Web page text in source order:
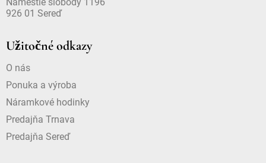
926 01 Sereď
Užitočné odkazy
O nás
Ponuka a výroba
Náramkové hodinky
Predajňa Trnava
Predajňa Sereď